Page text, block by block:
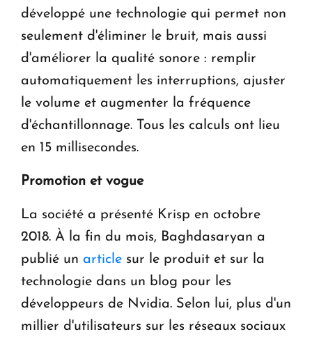
développé une technologie qui permet non
seulement d'éliminer le bruit, mais aussi
d'améliorer la qualité sonore : remplir
automatiquement les interruptions, ajuster
le volume et augmenter la fréquence
d'échantillonnage. Tous les calculs ont lieu
en 15 millisecondes.
Promotion et vogue
La société a présenté Krisp en octobre
2018. À la fin du mois, Baghdasaryan a
publié un article sur le produit et sur la
technologie dans un blog pour les
développeurs de Nvidia. Selon lui, plus d'un
millier d'utilisateurs sur les réseaux sociaux